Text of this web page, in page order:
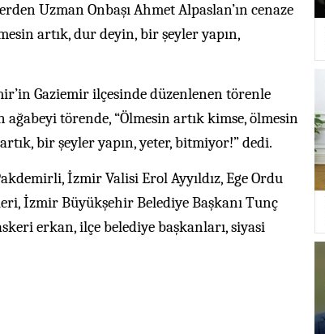
Uzman Onbaşı Ahmet Alpaslan’ın cenaze
artık, dur deyin, bir şeyler yapın,
Gaziemir ilçesinde düzenlenen törenle
törende, “Ölmesin artık kimse, ölmesin
bir şeyler yapın, yeter, bitmiyor!” dedi.
İzmir Valisi Erol Ayyıldız, Ege Ordu
İzmir Büyükşehir Belediye Başkanı Tunç
erkan, ilçe belediye başkanları, siyasi